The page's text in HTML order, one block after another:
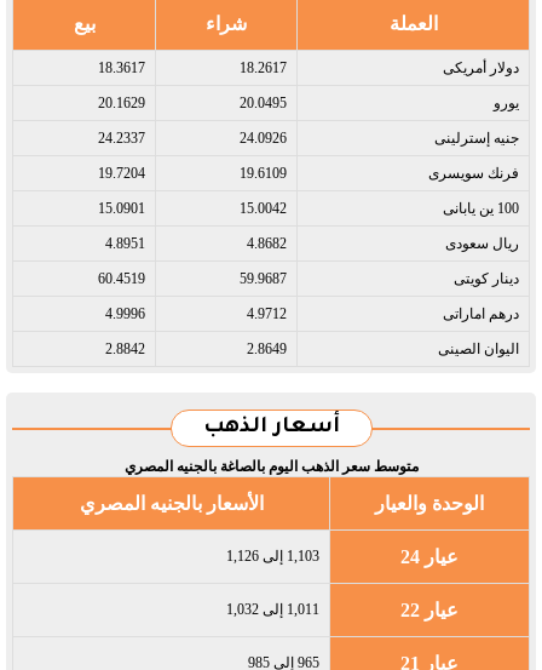
العملة شراء بيع
دولار أمريكى​ 18.2617
18.3617
يورو​ 20.0495
20.1629
جنيه إسترلينى​ 24.0926
24.2337
فرنك سويسرى​ 19.6109
19.7204
100 ين يابانى​ 15.0042
15.0901
ريال سعودى​ 4.8682
4.8951
دينار كويتى​ 59.9687
60.4519
درهم اماراتى​ 4.9712
4.9996
اليوان الصينى​ 2.8649
2.8842
أسعار الذهب
متوسط سعر الذهب اليوم بالصاغة بالجنيه المصري
الوحدة والعيار الأسعار بالجنيه المصري
عيار 24 1,103 إلى 1,126
عيار 22 1,011 إلى 1,032
عيار 21 965 إلى 985